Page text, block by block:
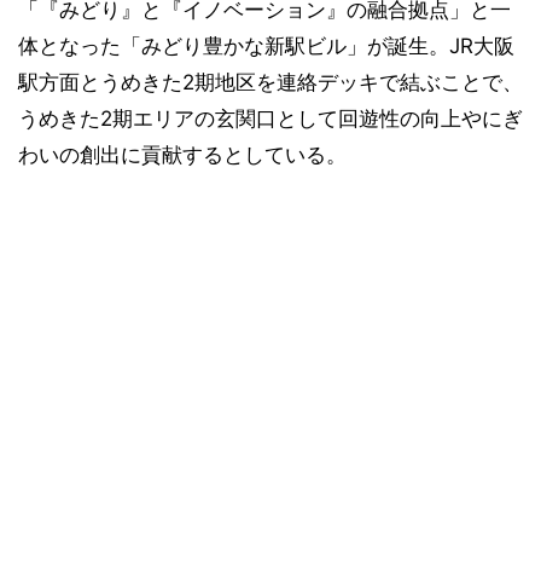
「『みどり』と『イノベーション』の融合拠点」と一
体となった「みどり豊かな新駅ビル」が誕生。JR大阪
駅方面とうめきた2期地区を連絡デッキで結ぶことで、
うめきた2期エリアの玄関口として回遊性の向上やにぎ
わいの創出に貢献するとしている。